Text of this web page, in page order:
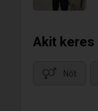
Akit keres
Nőt